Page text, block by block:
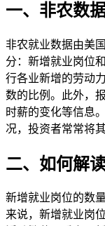
一、非农数
非农就业数据由美
分：新增就业岗位
行各业新增的劳动
数的比例。此外，
时薪的变化等信息
况，投资者常常将
二、如何解
新增就业岗位的数
来说，新增就业岗